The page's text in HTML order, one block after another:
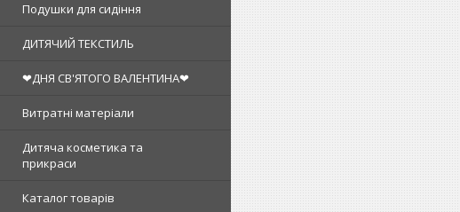
Подушки для сидіння
ДИТЯЧИЙ ТЕКСТИЛЬ
❤ДНЯ СВ'ЯТОГО ВАЛЕНТИНА❤
Витратні матеріали
Дитяча косметика та
прикраси
Каталог товарів